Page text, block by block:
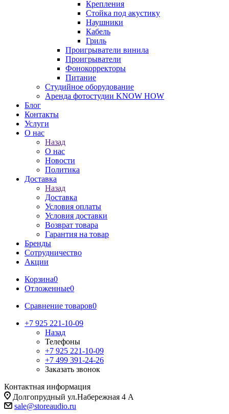
Крепления
Стойка под акустику
Наушники
Кабель
Гриль
Проигрыватели винила
Проигрыватели
Фонокорректоры
Питание
Студийное оборудование
Аренда фотостудии KNOW HOW
Блог
Контакты
Услуги
О нас
Назад
О нас
Новости
Политика
Доставка
Назад
Доставка
Условия оплаты
Условия доставки
Возврат товара
Гарантия на товар
Бренды
Сотрудничество
Акции
Корзина0
Отложенные0
Сравнение товаров0
+7 925 221-10-09
Назад
Телефоны
+7 925 221-10-09
+7 499 391-24-26
Заказать звонок
Контактная информация
Долгопрудный ул.Набережная 4 А
sale@storeaudio.ru